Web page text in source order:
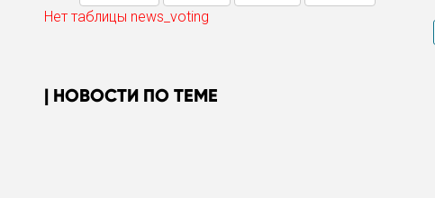
Нет таблицы news_voting
НОВОСТИ ПО ТЕМЕ